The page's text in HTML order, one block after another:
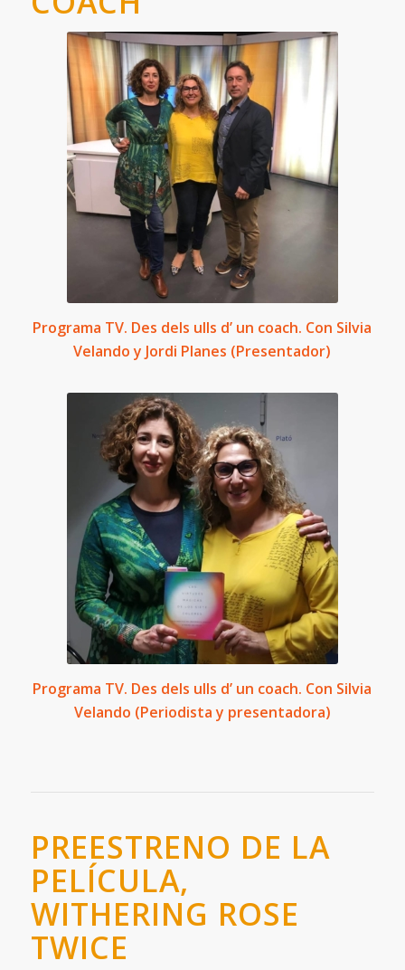
Programa TV. Des dels ulls d’ un coach. Con Silvia
Velando y Jordi Planes (Presentador)
Programa TV. Des dels ulls d’ un coach. Con Silvia
Velando (Periodista y presentadora)
PREESTRENO DE LA
PELÍCULA,
WITHERING ROSE
TWICE